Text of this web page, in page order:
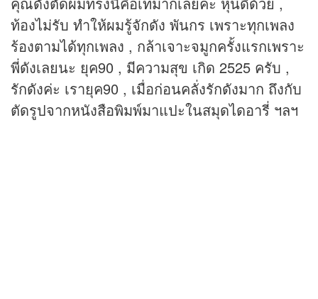
ท้องไม่รับ ทำให้ผมรู้จักดัง พันกร เพราะทุกเพลง
ร้องตามได้ทุกเพลง , กล้าเจาะจมูกครั้งแรกเพราะ
พี่ดังเลยนะ ยุค90 , มีความสุข เกิด 2525 ครับ ,
รักดังค่ะ เรายุค90 , เมื่อก่อนคลั่งรักดังมาก ถึงกับ
ตัดรูปจากหนังสือพิมพ์มาแปะในสมุดไดอารี่ ฯลฯ